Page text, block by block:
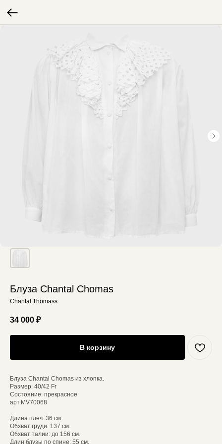
Блуза Chantal Chomas
Chantal Thomass
34 000 ₽
В корзину
Блуза Chantal Chomas из хлопка.
Размер: 40/42 Fr
Состояние: прекрасное
арт.MV70068
Длина плеч: 36 см.
Обхват груди: 137 см.
Обхват талии: до 156 см.
Длин блузы по спине: 55 см.